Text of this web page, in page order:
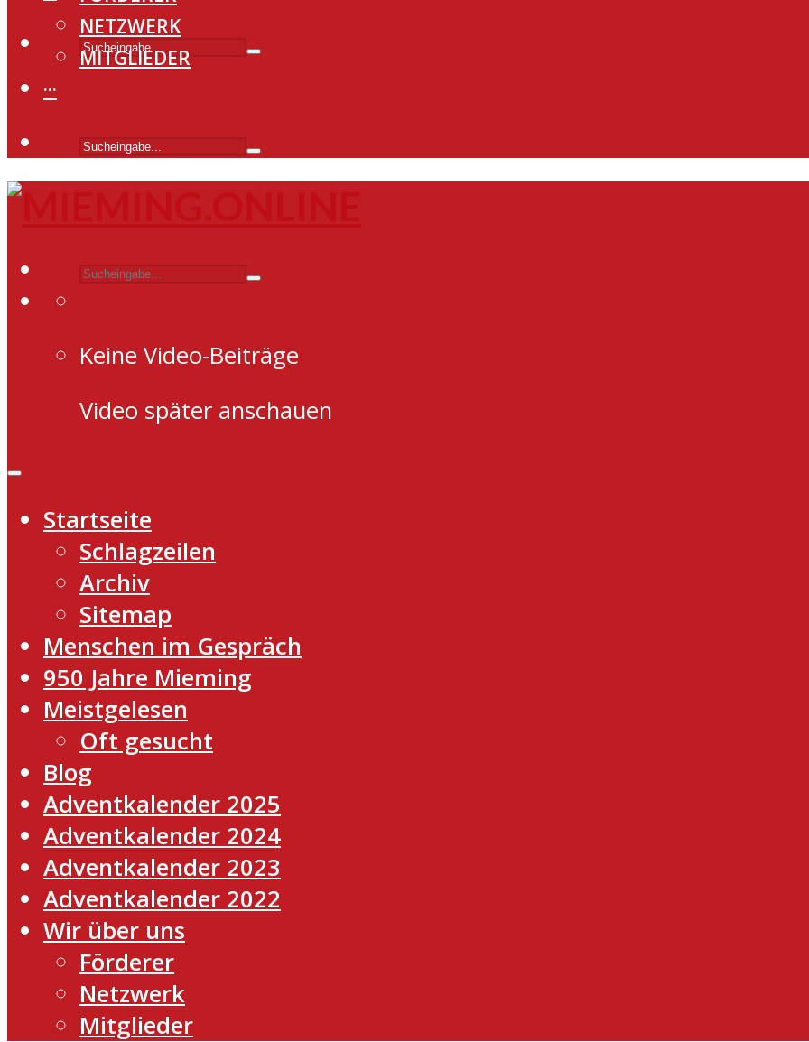
NETZWERK
MITGLIEDER
···
Keine Video-Beiträge
Video später anschauen
Startseite
Schlagzeilen
Archiv
Sitemap
Menschen im Gespräch
950 Jahre Mieming
Meistgelesen
Oft gesucht
Blog
Adventkalender 2025
Adventkalender 2024
Adventkalender 2023
Adventkalender 2022
Wir über uns
Förderer
Netzwerk
Mitglieder